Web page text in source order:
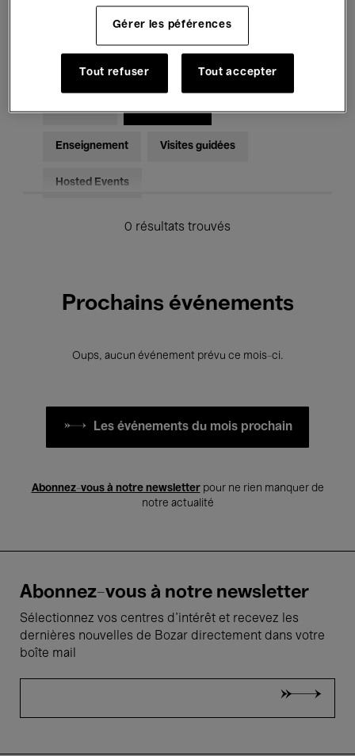
Musique classique Global Music
Musique électronique
Pour tous Kids’ Palace
Enseignement Visites guidées
Hosted Events
0 résultats trouvés
Prochains événements
Oups, aucun événement prévu ce mois-ci.
Les événements du mois prochain
Abonnez-vous à notre newsletterpour ne rien manquer de
notre actualité
Abonnez-vous à notre newsletter
Sélectionnez vos centres d'intérêt et recevez les
dernières nouvelles de Bozar directement dans votre
boîte mail
Gérer les péférences
Tout refuser Tout accepter